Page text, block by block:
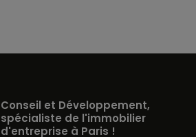
Conseil et Développement,
spécialiste de l'immobilier
d'entreprise à Paris !